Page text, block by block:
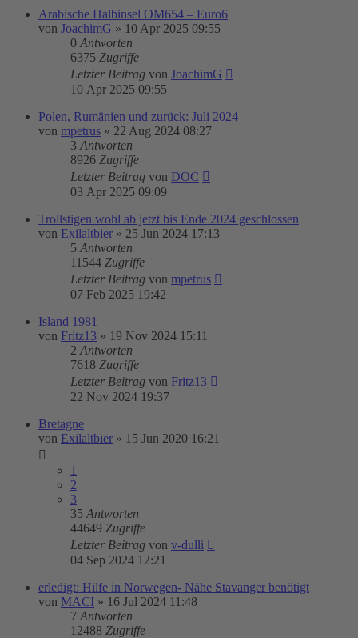
Arabische Halbinsel OM654 – Euro6
von JoachimG » 10 Apr 2025 09:55
0 Antworten
6375 Zugriffe
Letzter Beitrag von JoachimG
10 Apr 2025 09:55
Polen, Rumänien und zurück: Juli 2024
von mpetrus » 22 Aug 2024 08:27
3 Antworten
8926 Zugriffe
Letzter Beitrag von DOC
03 Apr 2025 09:09
Trollstigen wohl ab jetzt bis Ende 2024 geschlossen
von Exilaltbier » 25 Jun 2024 17:13
5 Antworten
11544 Zugriffe
Letzter Beitrag von mpetrus
07 Feb 2025 19:42
Island 1981
von Fritz13 » 19 Nov 2024 15:11
2 Antworten
7618 Zugriffe
Letzter Beitrag von Fritz13
22 Nov 2024 19:37
Bretagne
von Exilaltbier » 15 Jun 2020 16:21
1
2
3
35 Antworten
44649 Zugriffe
Letzter Beitrag von v-dulli
04 Sep 2024 12:21
erledigt: Hilfe in Norwegen- Nähe Stavanger benötigt
von MACI » 16 Jul 2024 11:48
7 Antworten
12488 Zugriffe